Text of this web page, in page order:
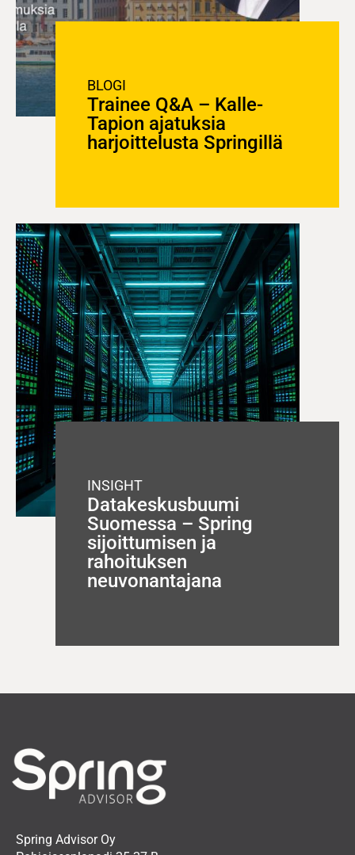
BLOGI
Trainee Q&A – Kalle-
Tapion ajatuksia
harjoittelusta Springillä
INSIGHT
Datakeskusbuumi
Suomessa – Spring
sijoittumisen ja
rahoituksen
neuvonantajana
Spring Advisor Oy